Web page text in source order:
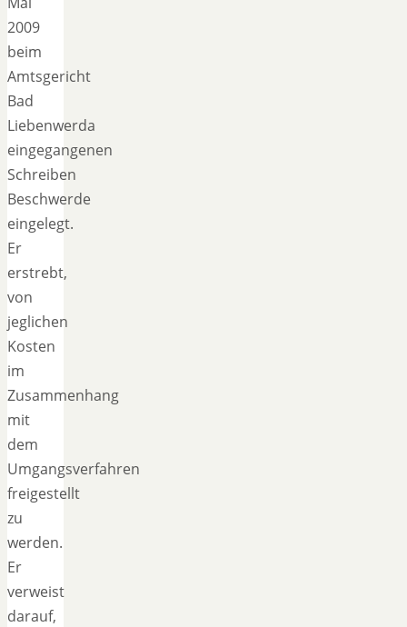
2009
beim
Amtsgericht
Bad
Liebenwerda
eingegangenen
Schreiben
Beschwerde
eingelegt.
Er
erstrebt,
von
jeglichen
Kosten
im
Zusammenhang
mit
dem
Umgangsverfahren
freigestellt
zu
werden.
Er
verweist
darauf,